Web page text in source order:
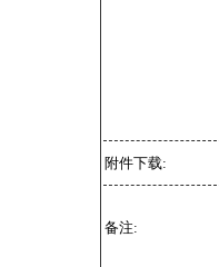
附件下载:
备注: